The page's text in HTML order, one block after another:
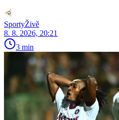
SportyŽivě
8. 8. 2026, 20:21
3 min